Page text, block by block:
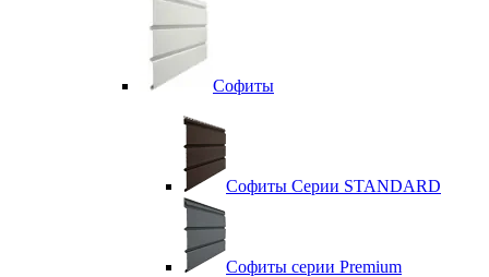
Софиты
Софиты Серии STANDARD
Софиты серии Premium